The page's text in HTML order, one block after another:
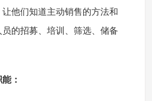
他们知道主动销售的方法和
的招募、培训、筛选、储备
：